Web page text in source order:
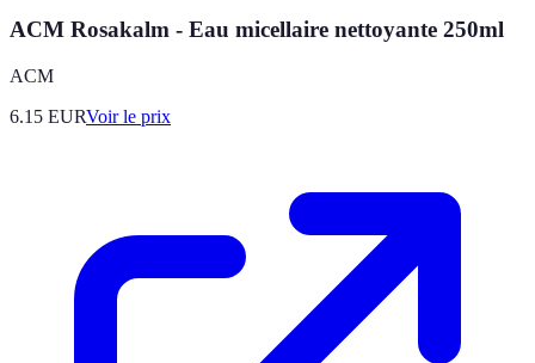
ACM Rosakalm - Eau micellaire nettoyante 250ml
ACM
6.15 EURVoir le prix